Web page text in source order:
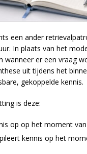
een ander
In plaats van het
wanneer er een vraag
uit tijdens het
gekoppelde kennis.
is deze:
op op het moment
kennis op het